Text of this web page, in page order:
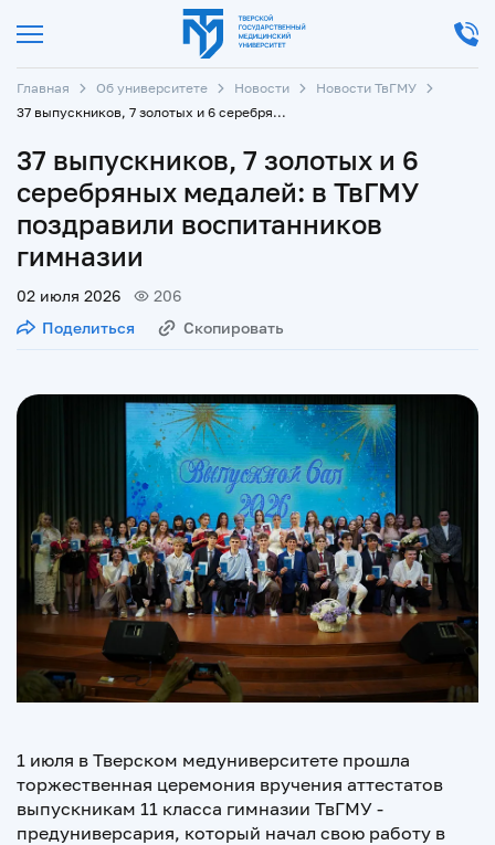
Главная Об университете Новости
Новости ТвГМУ
37 выпускников, 7 золотых и 6 серебряных медалей: в ТвГМУ поздравили воспитанников гимназии
37 выпускников, 7 золотых и 6
серебряных медалей: в ТвГМУ
поздравили воспитанников
гимназии
02 июля 2026
206
Поделиться
Скопировать
1 июля в Тверском медуниверситете прошла
торжественная церемония вручения аттестатов
выпускникам 11 класса гимназии ТвГМУ -
предуниверсария, который начал свою работу в